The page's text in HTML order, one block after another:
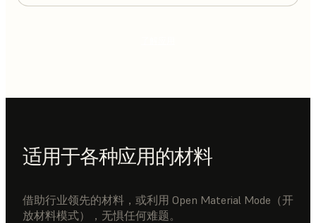
适用于各种应用的材料
借助行业领先的材料，或利用 Open Material Mode（开
放材料模式），无惧任何难题。